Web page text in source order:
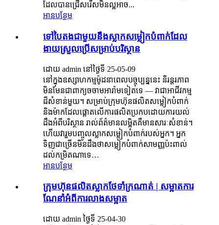
ដែល​បាន​ជ្រើស​រើស​មិន​ល្អ​អាច...
អានបន្ថែម
ទៅបៃតងជាមួយនឹងស្លាកសម្លៀកបំពាក់ដែល
ងាយស្រួលប្រើសម្រាប់បរិស្ថាន
ដោយ admin នៅថ្ងៃទី 25-05-09
នៅក្នុងឧស្សាហកម្មម៉ូដនាពេលបច្ចុប្បន្ននេះ និរន្តរភាព
មិនមែនជាពាក្យចចាមអារ៉ាមទៀតទេ — វាជាអាជីវកម្ម
ដ៏សំខាន់មួយ។ សម្រាប់ក្រុមហ៊ុនផលិតសម្លៀកបំពាក់
និងម៉ាកដែលផ្តោតលើការផលិតប្រកបដោយការយល់
ដឹងអំពីបរិស្ថាន រាល់ព័ត៌មានលម្អិតគឺមានសារៈសំខាន់។
ហើយវារួមបញ្ចូលស្លាកសម្លៀកបំពាក់របស់អ្នក។ អ្នក​
ទិញ​ជា​ច្រើន​មិន​ដឹង​ថា​សម្លៀក​បំពាក់​សាមញ្ញ​ប៉ះពាល់​
ដល់​កម្រិត​ណា​ទេ…
អានបន្ថែម
ក្រុមហ៊ុនផលិតស្លាកថែទាំក្រណាត់ | សម្អាតការ
ណែនាំអំពីការលាងសម្អាត
ដោយ admin ថ្ងៃទី 25-04-30